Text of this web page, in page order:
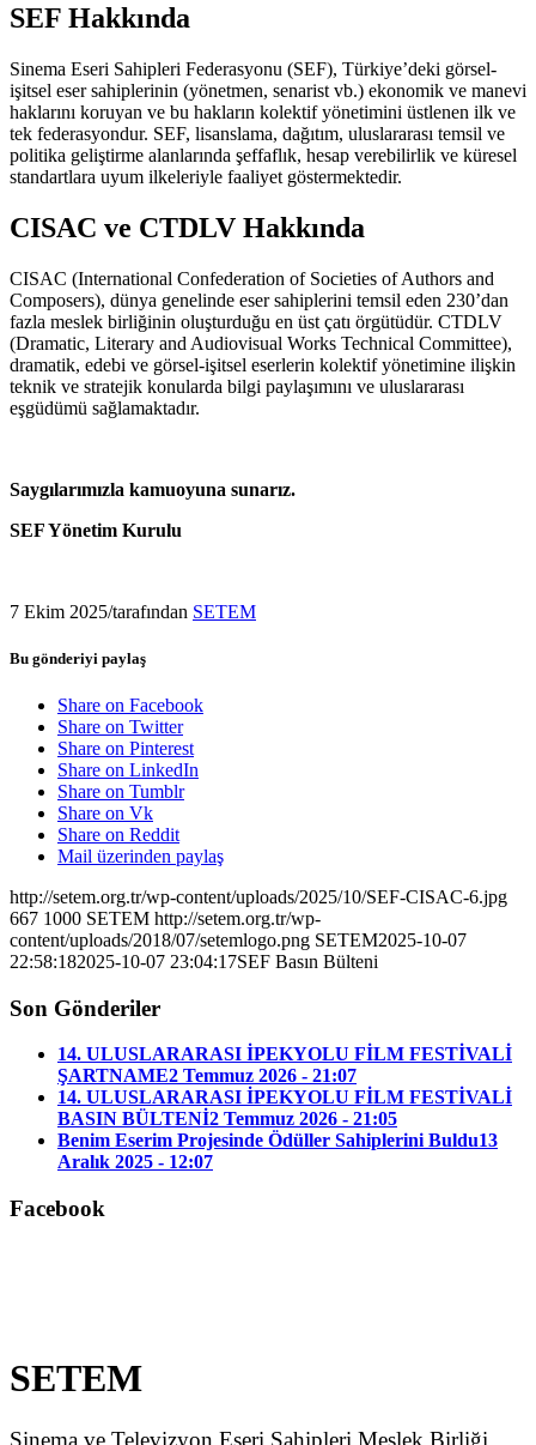
SEF Hakkında
Sinema Eseri Sahipleri Federasyonu (SEF), Türkiye’deki görsel-
işitsel eser sahiplerinin (yönetmen, senarist vb.) ekonomik ve manevi
haklarını koruyan ve bu hakların kolektif yönetimini üstlenen ilk ve
tek federasyondur. SEF, lisanslama, dağıtım, uluslararası temsil ve
politika geliştirme alanlarında şeffaflık, hesap verebilirlik ve küresel
standartlara uyum ilkeleriyle faaliyet göstermektedir.
CISAC ve CTDLV Hakkında
CISAC (International Confederation of Societies of Authors and
Composers), dünya genelinde eser sahiplerini temsil eden 230’dan
fazla meslek birliğinin oluşturduğu en üst çatı örgütüdür. CTDLV
(Dramatic, Literary and Audiovisual Works Technical Committee),
dramatik, edebi ve görsel-işitsel eserlerin kolektif yönetimine ilişkin
teknik ve stratejik konularda bilgi paylaşımını ve uluslararası
eşgüdümü sağlamaktadır.
Saygılarımızla kamuoyuna sunarız.
SEF Yönetim Kurulu
7 Ekim 2025/tarafından SETEM
Bu gönderiyi paylaş
Share on Facebook
Share on Twitter
Share on Pinterest
Share on LinkedIn
Share on Tumblr
Share on Vk
Share on Reddit
Mail üzerinden paylaş
http://setem.org.tr/wp-content/uploads/2025/10/SEF-CISAC-6.jpg
667 1000 SETEM http://setem.org.tr/wp-
content/uploads/2018/07/setemlogo.png SETEM2025-10-07
22:58:182025-10-07 23:04:17SEF Basın Bülteni
Son Gönderiler
14. ULUSLARARASI İPEKYOLU FİLM FESTİVALİ
ŞARTNAME2 Temmuz 2026 - 21:07
14. ULUSLARARASI İPEKYOLU FİLM FESTİVALİ
BASIN BÜLTENİ2 Temmuz 2026 - 21:05
Benim Eserim Projesinde Ödüller Sahiplerini Buldu13
Aralık 2025 - 12:07
Facebook
SETEM
Sinema ve Televizyon Eseri Sahipleri Meslek Birliği